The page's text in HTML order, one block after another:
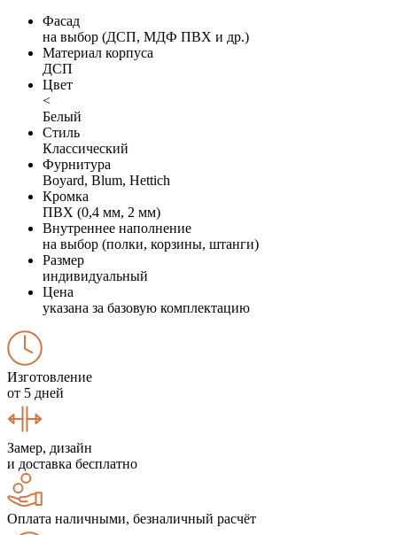
Фасад
на выбор (ДСП, МДФ ПВХ и др.)
Материал корпуса
ДСП
Цвет
<
Белый
Стиль
Классический
Фурнитура
Boyard, Blum, Hettich
Кромка
ПВХ (0,4 мм, 2 мм)
Внутреннее наполнение
на выбор (полки, корзины, штанги)
Размер
индивидуальный
Цена
указана за базовую комплектацию
Изготовление
от 5 дней
Замер, дизайн
и доставка бесплатно
Оплата наличными, безналичный расчёт